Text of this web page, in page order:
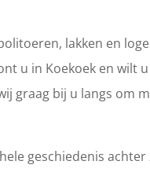
lakken en
u in Koekoek en wilt
graag bij u langs om
geschiedenis